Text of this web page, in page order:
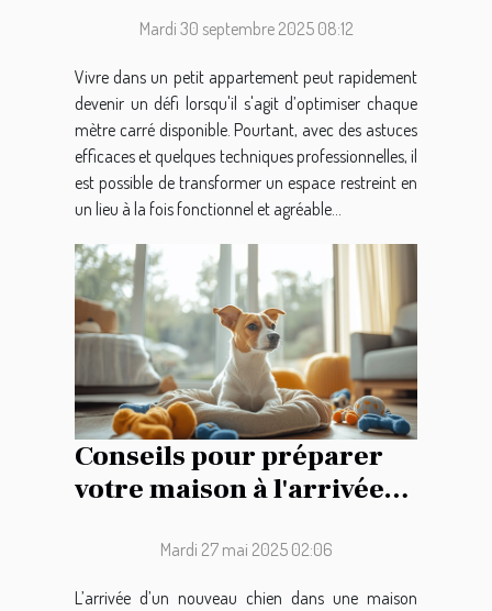
Mardi 30 septembre 2025 08:12
Vivre dans un petit appartement peut rapidement
devenir un défi lorsqu'il s'agit d’optimiser chaque
mètre carré disponible. Pourtant, avec des astuces
efficaces et quelques techniques professionnelles, il
est possible de transformer un espace restreint en
un lieu à la fois fonctionnel et agréable...
Conseils pour préparer
votre maison à l'arrivée
Mardi 27 mai 2025 02:06
L’arrivée d’un nouveau chien dans une maison